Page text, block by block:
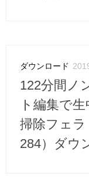
ダウンロード
122分間ノ
ト編集で
掃除フェ
284）ダウ